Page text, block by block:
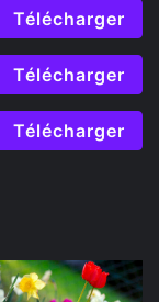
Télécharger
Télécharger
Télécharger